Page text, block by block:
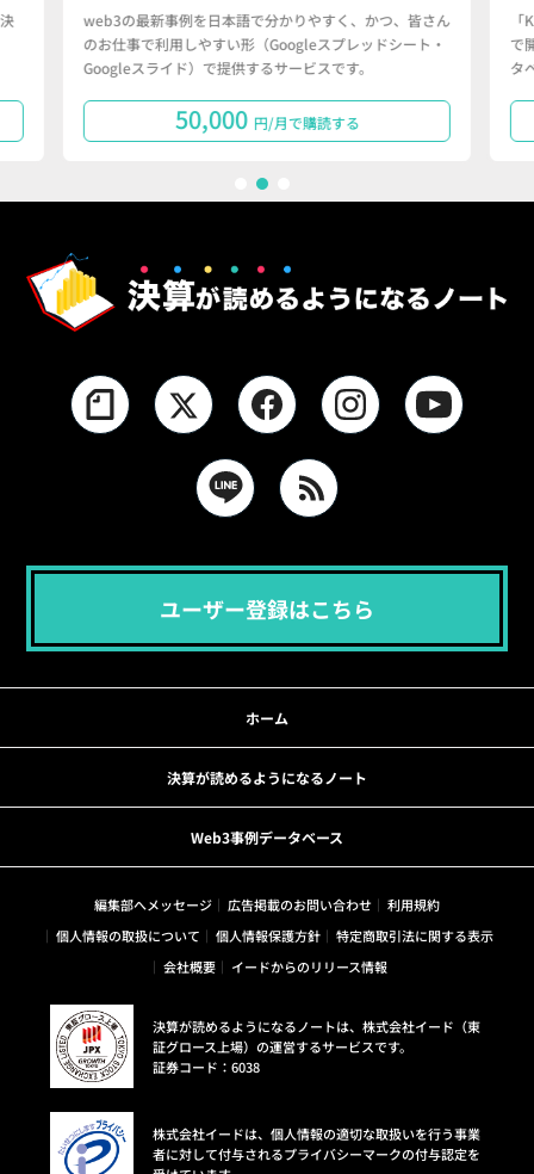
web3の最新事例を日本語で分かりやすく、かつ、皆さん
のお仕事で利用しやすい形（Googleスプレッドシート・
Googleスライド）で提供するサービスです。
50,000 円/月で購読する
「KPI
で開
タベ
ユーザー登録はこちら
ホーム
決算が読めるようになるノート
Web3事例データベース
編集部へメッセージ 広告掲載のお問い合わせ
利用規約
個人情報の取扱について
個人情報保護方針
特定商取引法に関する表示
会社概要
イードからのリリース情報
決算が読めるようになるノートは、株式会社イード（東
証グロース上場）の運営するサービスです。
証券コード：6038
株式会社イードは、個人情報の適切な取扱いを行う事業
者に対して付与されるプライバシーマークの付与認定を